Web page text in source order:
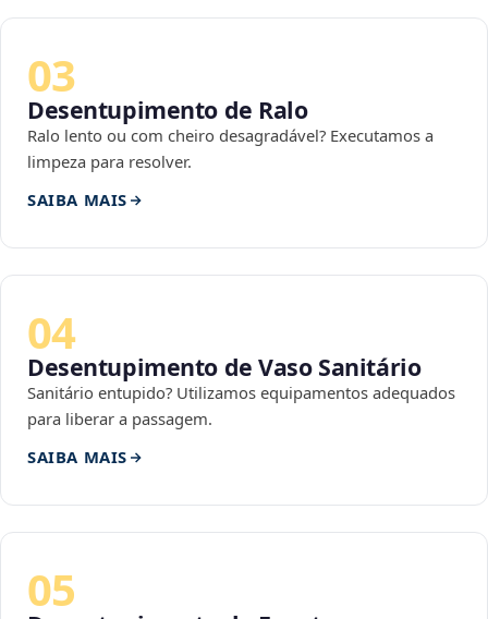
03
Desentupimento de Ralo
Ralo lento ou com cheiro desagradável? Executamos a
limpeza para resolver.
SAIBA MAIS
04
Desentupimento de Vaso Sanitário
Sanitário entupido? Utilizamos equipamentos adequados
para liberar a passagem.
SAIBA MAIS
05